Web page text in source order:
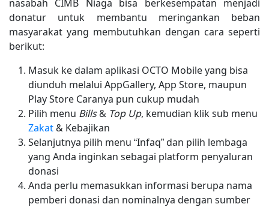
nasabah CIMB Niaga bisa berkesempatan menjadi
donatur untuk membantu meringankan beban
masyarakat yang membutuhkan dengan cara seperti
berikut:
Masuk ke dalam aplikasi OCTO Mobile yang bisa
diunduh melalui AppGallery, App Store, maupun
Play Store Caranya pun cukup mudah
Pilih menu Bills& Top Up, kemudian klik sub menu
Zakat& Kebajikan
Selanjutnya pilih menu “Infaq” dan pilih lembaga
yang Anda inginkan sebagai platform penyaluran
donasi
Anda perlu memasukkan informasi berupa nama
pemberi donasi dan nominalnya dengan sumber